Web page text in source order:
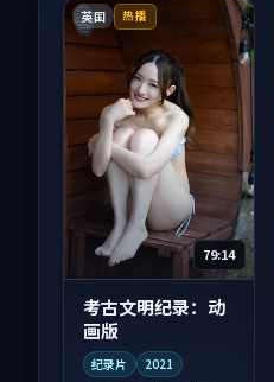
英国 热播
79:14
考古文明纪录：动
画版
纪录片 2021